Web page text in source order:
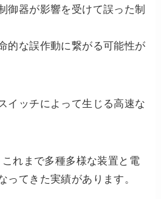
御器が影響を受けて誤った制
的な誤作動に繋がる可能性が
イッチによって生じる高速な
れまで多種多様な装置と電
ってきた実績があります。